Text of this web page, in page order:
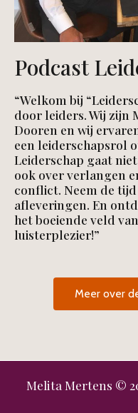
Podcast
“Welkom bij
door leiders. Wij zijn
Dooren en wij
een leiderschapsrol
Leiderschap gaat
ook over verlangen
conflict. Neem de
afleveringen. En
het boeiende veld
luisterplezier!”
Meer over
Melita Mertens ©